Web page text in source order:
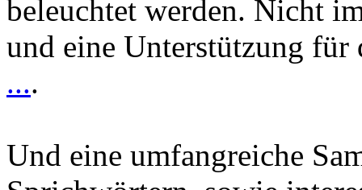
beleuchtet werden. Nicht
und eine Unterstützung
....
Und eine umfangreiche